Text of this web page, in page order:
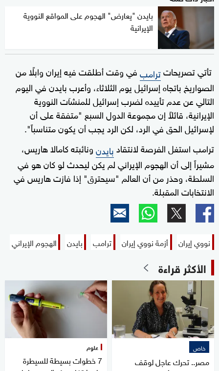
بايدن "يعارض" الهجوم على المواقع النووية
الإيرانية
تأتي تصريحاتترامبفي وقت أطلقت فيه إيران وابلًا من
الصواريخ باتجاه إسرائيل يوم الثلاثاء، وأعرب بايدن في اليوم
التالي عن عدم تأييده لضرب إسرائيل للمنشآت النووية
الإيرانية، قائلاً إن مجموعة الدول السبع "متفقة على أن
لإسرائيل الحق في الرد، لكن الرد يجب أن يكون متناسباً".
ترامب استغل الفرصة لانتقادبايدنونائبته كامالا هاريس،
مشيراً إلى أن الهجوم الإيراني لم يكن ليحدث لو كان هو في
السلطة، وحذر من أن العالم "سيحترق" إذا فازت هاريس في
الانتخابات المقبلة.
نووي إيران أزمة نووي إيران ترامب بايدن الهجوم الإيراني
الأكثر قراءة
خاص
مصر.. تحرك عاجل لوقف
علوم
7 خطوات بسيطة للسيطرة